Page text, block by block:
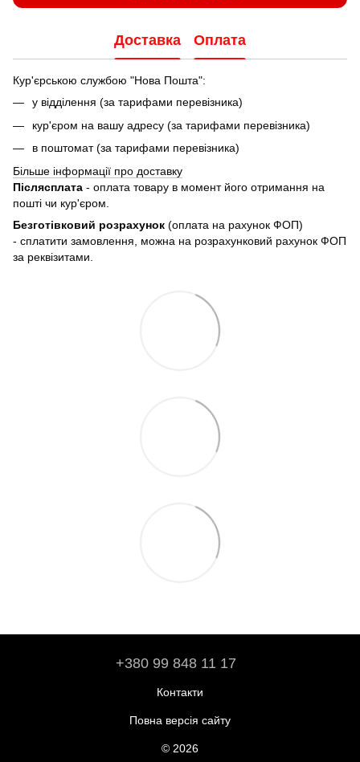
Доставка Оплата
Кур'єрською службою "Нова Пошта":
у відділення (за тарифами перевізника)
кур'єром на вашу адресу (за тарифами перевізника)
в поштомат (за тарифами перевізника)
Більше інформації про доставку
Післясплата - оплата товару в момент його отримання на
пошті чи кур'єром.
Безготівковий розрахунок (оплата на рахунок ФОП)
- сплатити замовлення, можна на розрахунковий рахунок ФОП
за реквізитами.
+380 99 848 11 17
Контакти
Повна версія сайту
© 2026